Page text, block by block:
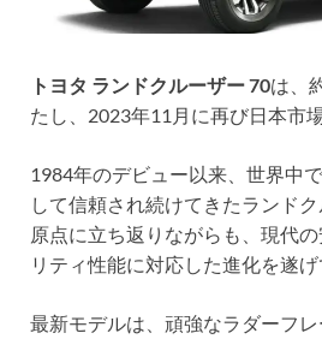
トヨタ ランドクルーザー 70は、
たし、2023年11月に再び日本市
1984年のデビュー以来、世界中
して信頼され続けてきたランド
原点に立ち返りながらも、現代
リティ性能に対応した進化を遂げ
最新モデルは、頑強なラダーフ